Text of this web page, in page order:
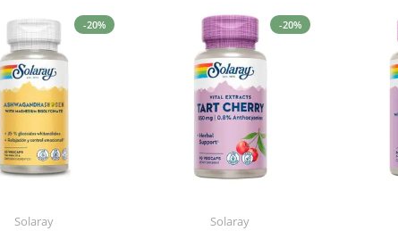
-20%
Solaray
-20%
Solaray